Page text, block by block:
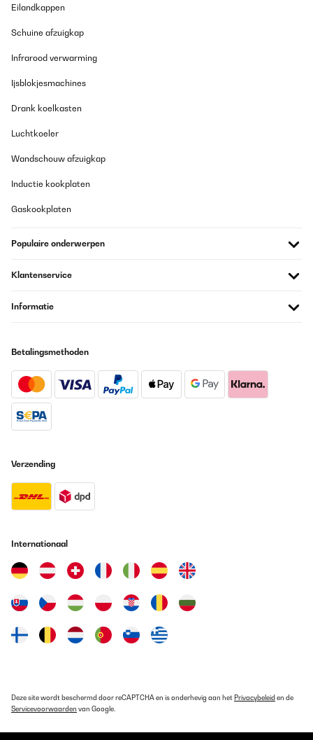
Eilandkappen
Schuine afzuigkap
Infrarood verwarming
Ijsblokjesmachines
Drank koelkasten
Luchtkoeler
Wandschouw afzuigkap
Inductie kookplaten
Gaskookplaten
Populaire onderwerpen
Klantenservice
Informatie
Betalingsmethoden
Verzending
Internationaal
Deze site wordt beschermd door reCAPTCHA en is onderhevig aan het Privacybeleid en de
Servicevoorwaarden van Google.